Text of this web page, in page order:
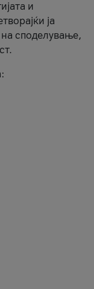
и
ја
на споделување,